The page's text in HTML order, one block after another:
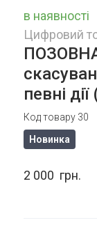
в наявності
Цифровий
певні
Код товару 30
Новинка
2 000  грн.